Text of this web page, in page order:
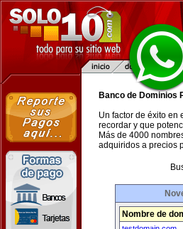
Banco de Dominios
Un factor de éxito en
recordar y que
Más de 4000
adquiridos a precios
Nombre de